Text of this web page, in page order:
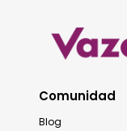
Comunidad
Blog